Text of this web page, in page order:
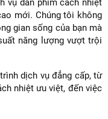
vụ dán phim cách nhiệt
mới. Chúng tôi không
gian sống của bạn mà
năng lượng vượt trội
dịch vụ đẳng cấp, từ
nhiệt ưu việt, đến việc